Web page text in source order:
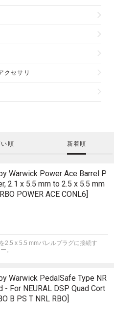
クセサリ
い順 新着順
Warwick Power Ace Barrel P
2.1 x 5.5 mm to 2.5 x 5.5 mm
POWER ACE CONL6]
2.5 x 5.5 mmバレルプラグに接続す
。
Warwick PedalSafe Type NR
- For NEURAL DSP Quad Cort
B PS T NRL RBO]